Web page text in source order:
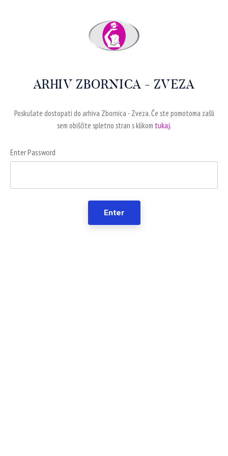
ARHIV ZBORNICA - ZVEZA
Poskušate dostopati do arhiva Zbornica - Zveza. Če ste pomotoma zašli
sem obiščite spletno stran s klikom tukaj.
Enter Password
Enter